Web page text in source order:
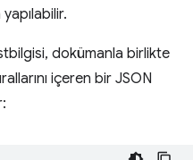
dokümanla birlikte
içeren bir JSON